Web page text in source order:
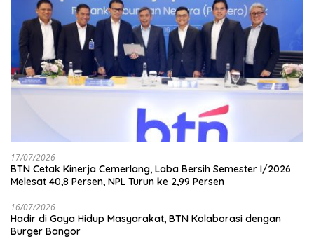
17/07/2026
BTN Cetak Kinerja Cemerlang, Laba Bersih Semester I/2026
Melesat 40,8 Persen, NPL Turun ke 2,99 Persen
16/07/2026
Hadir di Gaya Hidup Masyarakat, BTN Kolaborasi dengan
Burger Bangor